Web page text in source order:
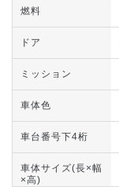
燃料
ドア
ミッション
車体色
車台番号下4桁
車体サイズ(長×幅
×高)